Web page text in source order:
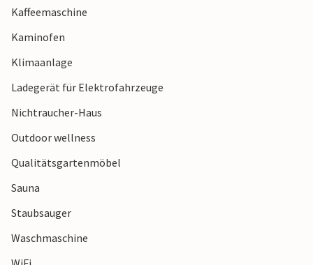
Kaffeemaschine
Kaminofen
Klimaanlage
Ladegerät für Elektrofahrzeuge
Nichtraucher-Haus
Outdoor wellness
Qualitätsgartenmöbel
Sauna
Staubsauger
Waschmaschine